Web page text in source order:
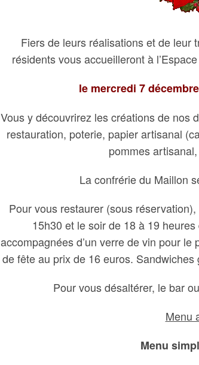
Fiers de leurs réalisations et de leur
résidents vous accueilleront à
le mercredi 7
Vous y découvrirez les créations de nos
restauration, poterie, papier artisanal
pommes
La confrérie du Maillon
Pour vous restaurer (sous
15h30 et le soir de 18 à 19
accompagnées d’un verre de vin pour
de fête au prix de 16 euros.
Pour vous désaltérer, le bar
Menu
Menu